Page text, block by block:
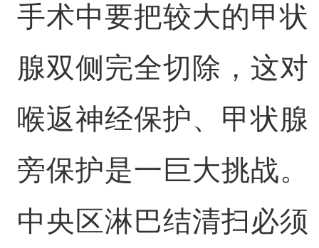
手术中要把较大的甲状
腺双侧完全切除，这对
喉返神经保护、甲状腺
旁保护是一巨大挑战。
中央区淋巴结清扫必须